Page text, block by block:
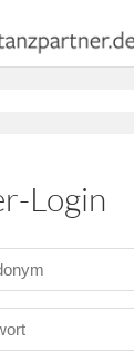
Login